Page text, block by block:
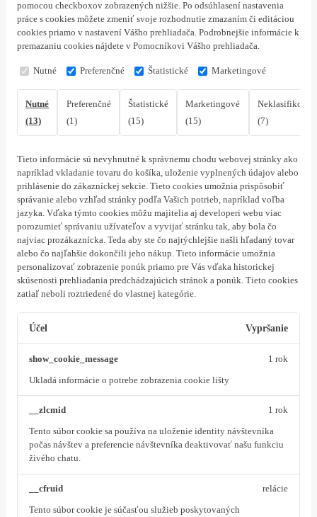
pomocou checkboxov zobrazených nižšie. Po odsúhlasení nastavenia
práce s cookies môžete zmeniť svoje rozhodnutie zmazaním či editáciou
cookies priamo v nastavení Vášho prehliadača. Podrobnejšie informácie k
premazaniu cookies nájdete v Pomocníkovi Vášho prehliadača.
Nutné Preferenčné Štatistické Marketingové
Nutné
(13)
Preferenčné
(1)
Štatistické
(15)
Marketingové
(15)
(7)
Tieto informácie sú nevyhnutné k správnemu chodu webovej stránky ako
napríklad vkladanie tovaru do košíka, uloženie vyplnených údajov alebo
prihlásenie do zákazníckej sekcie. Tieto cookies umožnia prispôsobiť
správanie alebo vzhľad stránky podľa Vašich potrieb, napríklad voľba
jazyka. Vďaka týmto cookies môžu majitelia aj developeri webu viac
porozumieť správaniu užívateľov a vyvijať stránku tak, aby bola čo
najviac prozákaznícka. Teda aby ste čo najrýchlejšie našli hľadaný tovar
alebo čo najľahšie dokončili jeho nákup. Tieto informácie umožnia
personalizovať zobrazenie ponúk priamo pre Vás vďaka historickej
skúsenosti prehliadania predchádzajúcich stránok a ponúk. Tieto cookies
zatiaľ neboli roztriedené do vlastnej kategórie.
Účel Vypršanie
show_cookie_message
Ukladá informácie o potrebe zobrazenia cookie lišty
1 rok
__zlcmid
Tento súbor cookie sa používa na uloženie identity návštevníka
počas návštev a preferencie návštevníka deaktivovať našu funkciu
živého chatu.
1 rok
__cfruid
Tento súbor cookie je súčasťou služieb poskytovaných
relácie